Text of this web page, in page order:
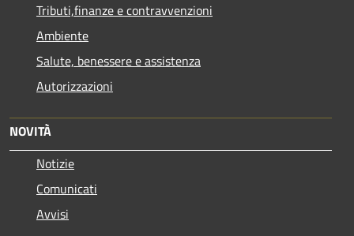
Tributi,finanze e contravvenzioni
Ambiente
Salute, benessere e assistenza
Autorizzazioni
NOVITÀ
Notizie
Comunicati
Avvisi